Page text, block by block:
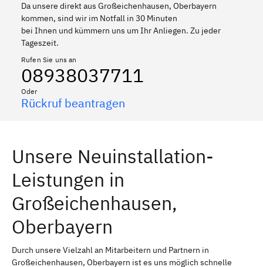
Da unsere direkt aus Großeichenhausen, Oberbayern
kommen, sind wir im Notfall in 30 Minuten
bei Ihnen und kümmern uns um Ihr Anliegen. Zu jeder
Tageszeit.
Rufen Sie uns an
08938037711
Oder
Rückruf beantragen
Unsere Neuinstallation-
Leistungen in
Großeichenhausen,
Oberbayern
Durch unsere Vielzahl an Mitarbeitern und Partnern in
Großeichenhausen, Oberbayern ist es uns möglich schnelle